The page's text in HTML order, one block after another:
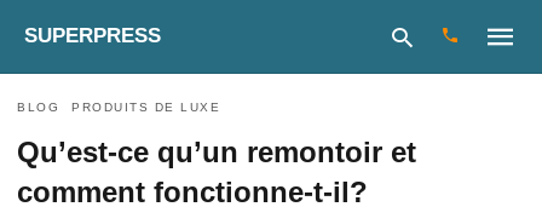
SUPERPRESS
BLOG PRODUITS DE LUXE
Qu’est-ce qu’un remontoir et
comment fonctionne-t-il?